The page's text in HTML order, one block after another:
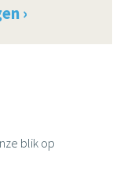
›
blik op